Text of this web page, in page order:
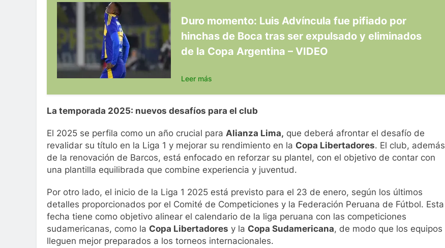
Duro momento: Luis Advíncula fue pifiado por
hinchas de Boca tras ser expulsado y eliminados
de la Copa Argentina – VIDEO
Leer más
La temporada 2025: nuevos desafíos para el club
El 2025 se perfila como un año crucial para Alianza Lima, que deberá afrontar el desafío de
revalidar su título en la Liga 1 y mejorar su rendimiento en la Copa Libertadores. El club, además
de la renovación de Barcos, está enfocado en reforzar su plantel, con el objetivo de contar con
una plantilla equilibrada que combine experiencia y juventud.
Por otro lado, el inicio de la Liga 1 2025 está previsto para el 23 de enero, según los últimos
detalles proporcionados por el Comité de Competiciones y la Federación Peruana de Fútbol. Esta
fecha tiene como objetivo alinear el calendario de la liga peruana con las competiciones
sudamericanas, como la Copa Libertadores y la Copa Sudamericana, de modo que los equipos
lleguen mejor preparados a los torneos internacionales.